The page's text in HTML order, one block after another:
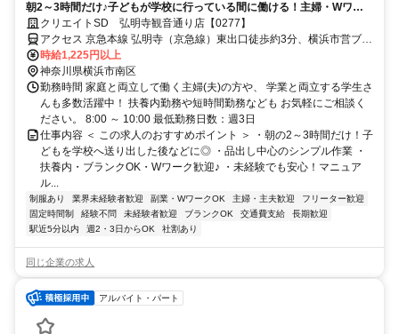
朝2～3時間だけ♪子どもが学校に行っている間に働ける！主婦・Wワー
ク活躍中
クリエイトSD 弘明寺観音通り店【0277】
アクセス 京急本線 弘明寺（京急線）東出口徒歩約3分、横浜市営ブル
ーライン 弘明寺（横浜市営）出口2B徒歩約4分、京急本線 井土ヶ谷
徒歩約16分
時給1,225円以上
神奈川県横浜市南区
勤務時間 家庭と両立して働く主婦(夫)の方や、 学業と両立する学生さ
んも多数活躍中！ 扶養内勤務や短時間勤務なども お気軽にご相談く
ださい。 8:00 ～ 10:00 最低勤務日数：週3日
仕事内容 ＜ この求人のおすすめポイント ＞ ・朝の2～3時間だけ！子
どもを学校へ送り出した後などに◎ ・品出し中心のシンプル作業 ・
扶養内・ブランクOK・Wワーク歓迎♪ ・未経験でも安心！マニュア
ル...
制服あり 業界未経験者歓迎 副業・WワークOK 主婦・主夫歓迎
フリーター歓迎
固定時間制
経験不問 未経験者歓迎 ブランクOK 交通費支給
長期歓迎
駅近5分以内
週2・3日からOK 社割あり
同じ企業の求人
アルバイト・パート